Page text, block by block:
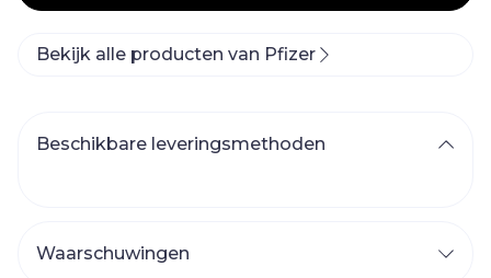
Bekijk alle producten van Pfizer
Beschikbare leveringsmethoden
Waarschuwingen